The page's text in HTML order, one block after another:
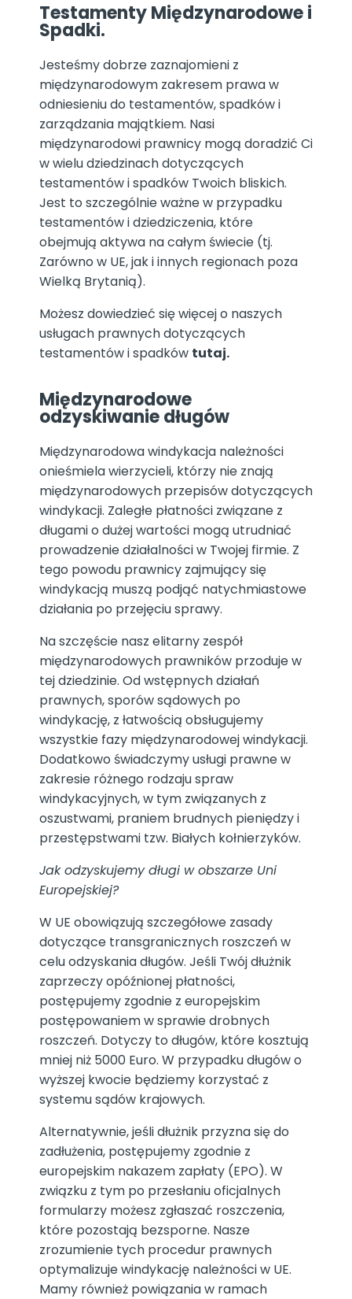
Testamenty Międzynarodowe i
Spadki.
Jesteśmy dobrze zaznajomieni z
międzynarodowym zakresem prawa w
odniesieniu do testamentów, spadków i
zarządzania majątkiem. Nasi
międzynarodowi prawnicy mogą doradzić Ci
w wielu dziedzinach dotyczących
testamentów i spadków Twoich bliskich.
Jest to szczególnie ważne w przypadku
testamentów i dziedziczenia, które
obejmują aktywa na całym świecie (tj.
Zarówno w UE, jak i innych regionach poza
Wielką Brytanią).
Możesz dowiedzieć się więcej o naszych
usługach prawnych dotyczących
testamentów i spadków tutaj.
Międzynarodowe
odzyskiwanie długów
Międzynarodowa windykacja należności
onieśmiela wierzycieli, którzy nie znają
międzynarodowych przepisów dotyczących
windykacji. Zaległe płatności związane z
długami o dużej wartości mogą utrudniać
prowadzenie działalności w Twojej firmie. Z
tego powodu prawnicy zajmujący się
windykacją muszą podjąć natychmiastowe
działania po przejęciu sprawy.
Na szczęście nasz elitarny zespół
międzynarodowych prawników przoduje w
tej dziedzinie. Od wstępnych działań
prawnych, sporów sądowych po
windykację, z łatwością obsługujemy
wszystkie fazy międzynarodowej windykacji.
Dodatkowo świadczymy usługi prawne w
zakresie różnego rodzaju spraw
windykacyjnych, w tym związanych z
oszustwami, praniem brudnych pieniędzy i
przestępstwami tzw. Białych kołnierzyków.
Jak odzyskujemy długi w obszarze Uni
Europejskiej?
W UE obowiązują szczegółowe zasady
dotyczące transgranicznych roszczeń w
celu odzyskania długów. Jeśli Twój dłużnik
zaprzeczy opóźnionej płatności,
postępujemy zgodnie z europejskim
postępowaniem w sprawie drobnych
roszczeń. Dotyczy to długów, które kosztują
mniej niż 5000 Euro. W przypadku długów o
wyższej kwocie będziemy korzystać z
systemu sądów krajowych.
Alternatywnie, jeśli dłużnik przyzna się do
zadłużenia, postępujemy zgodnie z
europejskim nakazem zapłaty (EPO). W
związku z tym po przesłaniu oficjalnych
formularzy możesz zgłaszać roszczenia,
które pozostają bezsporne. Nasze
zrozumienie tych procedur prawnych
optymalizuje windykację należności w UE.
Mamy również powiązania w ramach